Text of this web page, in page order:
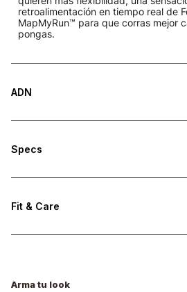
retroalimentación en tiempo real de
MapMyRun™ para que corras mejor
pongas.
ADN
Specs
Fit & Care
Arma tu look